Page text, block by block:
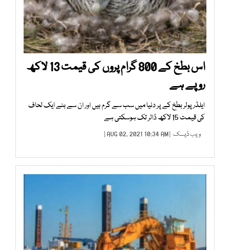
اس بطخ کے 800 گرام پروں کی قیمت 13 لاکھ
روپے ہے
ایلڈر پولر بطخ کے پر دنیا میں سب سے گرم ہیں اور ان سے بنے ایک لحاف
کی قیمت 15 لاکھ ڈالر تک ہوسکتی ہے
ویب ڈیسک | AUG 02, 2021 10:34 AM |